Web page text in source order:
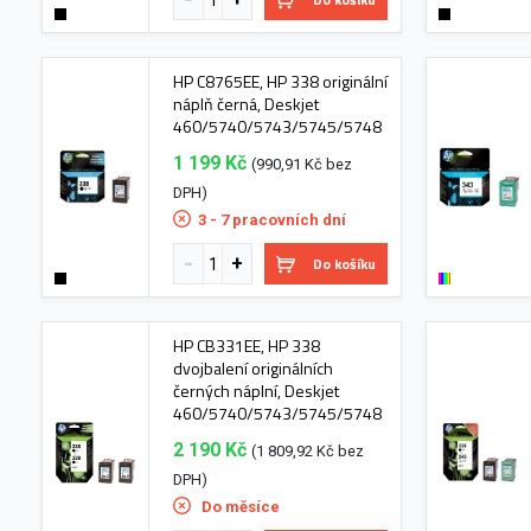
HP C8765EE, HP 338 originální
náplň černá, Deskjet
460/5740/5743/5745/5748
1 199 Kč (990,91 Kč bez
DPH)
3 - 7 pracovních dní
Do košíku
HP CB331EE, HP 338
dvojbalení originálních
černých náplní, Deskjet
460/5740/5743/5745/5748
2 190 Kč (1 809,92 Kč bez
DPH)
Do měsíce